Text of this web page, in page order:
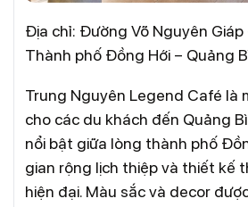
Địa chỉ: Đường Võ Nguyên Giáp
Thành phố Đồng Hới – Quảng
Trung Nguyên Legend Café là
cho các du khách đến Quảng
nổi bật giữa lòng thành phố
gian rộng lịch thiệp và thiết kế
hiện đại. Màu sắc và decor